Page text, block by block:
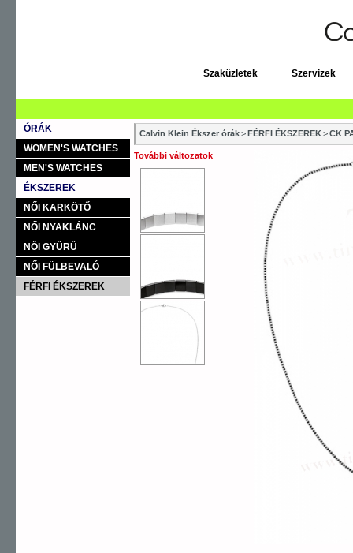
Szaküzletek Szervizek
ÓRÁK
WOMEN'S WATCHES
MEN'S WATCHES
ÉKSZEREK
NŐI KARKÖTŐ
NŐI NYAKLÁNC
NŐI GYŰRŰ
NŐI FÜLBEVALÓ
FÉRFI ÉKSZEREK
Calvin Klein Ékszer órák>FÉRFI ÉKSZEREK>CK
További változatok